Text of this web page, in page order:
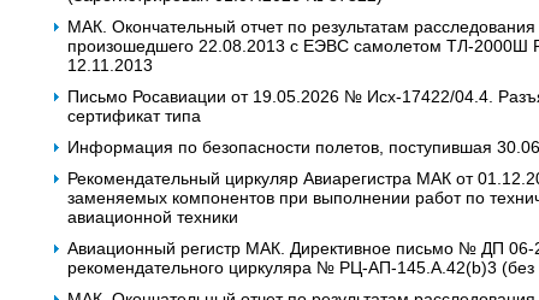
МАК. Окончательный отчет по результатам
произошедшего 22.08.2013 c ЕЭВС самолетом ТЛ-2000Ш
12.11.2013
Письмо Росавиации от 19.05.2026 № Исх-17422/04.4.
сертификат типа
Информация по безопасности полетов, поступившая
Рекомендательный циркуляр Авиарегистра МАК от
заменяемых компонентов при выполнении работ по
авиационной техники
Авиационный регистр МАК. Директивное письмо № ДП 06-
рекомендательного циркуляра № РЦ-АП-145.А.42(b)3 (без